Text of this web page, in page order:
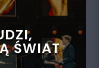
ŚWIAT